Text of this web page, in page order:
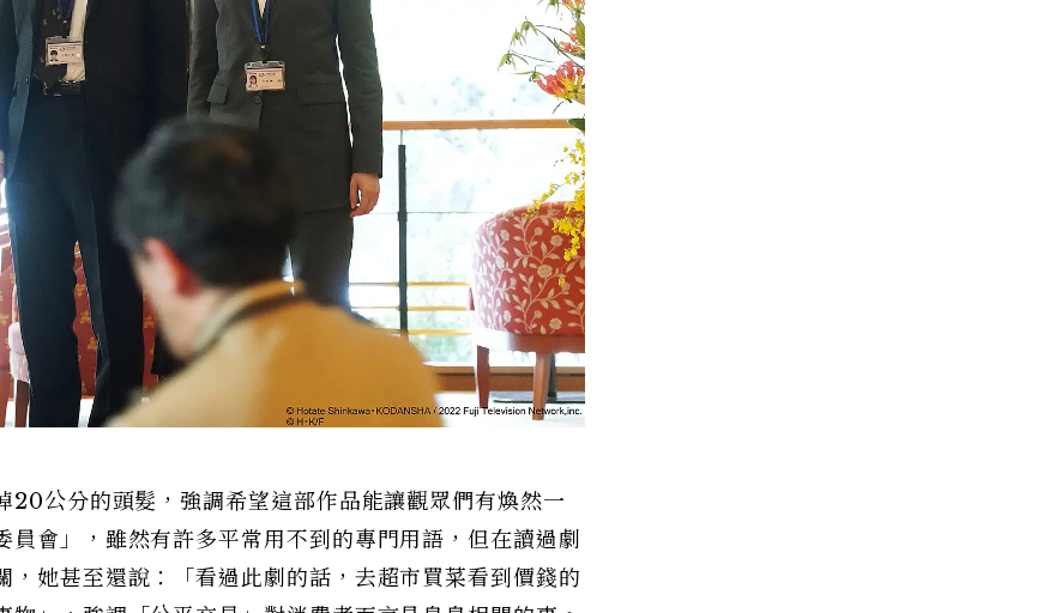
20公分的頭髮，強調希望這部作品能讓觀眾們有煥然一
會」，雖然有許多平常用不到的專門用語，但在讀過劇
她甚至還說：「看過此劇的話，去超市買菜看到價錢的